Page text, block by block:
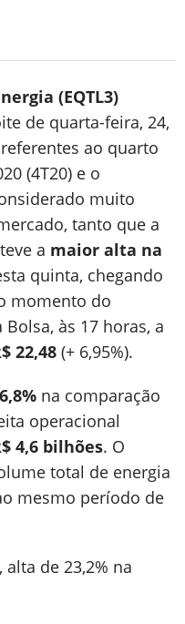
(EQTL3)
de quarta-feira, 24,
ao quarto
(4T20) e o
muito
tanto que a
a maior alta na
quinta, chegando
momento do
às 17 horas, a
22,48 (+ 6,95%).
na comparação
operacional
4,6 bilhões. O
total de energia
mesmo período de
, alta de 23,2% na